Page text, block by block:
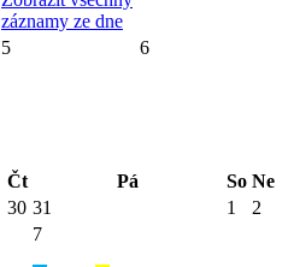
záznamy ze dne
5 6
Čt Pá So Ne
30 31 1 2
7